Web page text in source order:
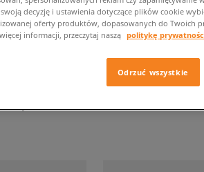
decyzję i ustawienia dotyczące plików cookie
oferty produktów, dopasowanych do Twoich
informacji, przeczytaj naszą politykę
Odrzuć wszystkie